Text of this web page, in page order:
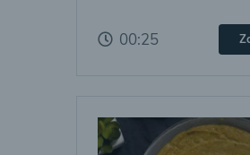
00:25